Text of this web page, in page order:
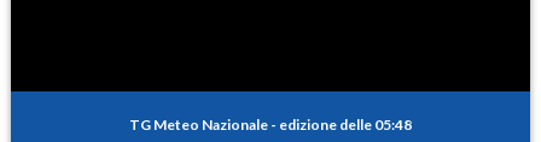
TG Meteo Nazionale - edizione delle 05:48